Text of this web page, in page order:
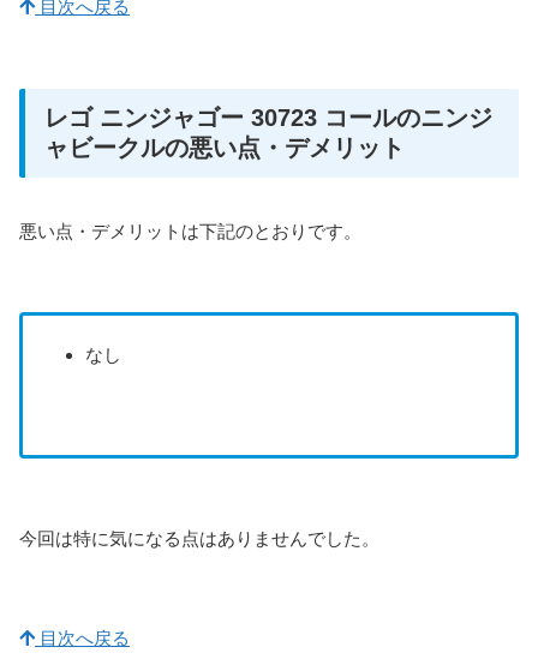
目次へ戻る
レゴ ニンジャゴー 30723 コールのニンジ
ャビークルの悪い点・デメリット
悪い点・デメリットは下記のとおりです。
なし
今回は特に気になる点はありませんでした。
目次へ戻る